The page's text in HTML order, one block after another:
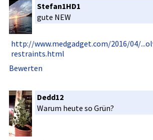
Stefan1HD1
gute NEW
http://www­.medgadget­.com/2016/­04/
restra­ints.html
Bewerten
Dedd12
Warum heute so Grün?